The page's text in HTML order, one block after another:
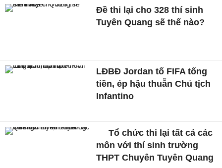
Đề thi lại cho 328 thí sinh
Tuyên Quang sẽ thế nào?
LĐBĐ Jordan tố FIFA tống
tiền, ép hậu thuẫn Chủ tịch
Infantino
Tổ chức thi lại tất cả các
môn với thí sinh trường
THPT Chuyên Tuyên Quang